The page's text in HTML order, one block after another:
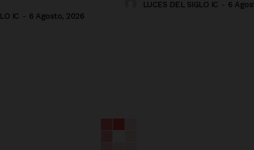
IC - 6 Agosto, 2026
LUCES DEL SIGLO IC - 6